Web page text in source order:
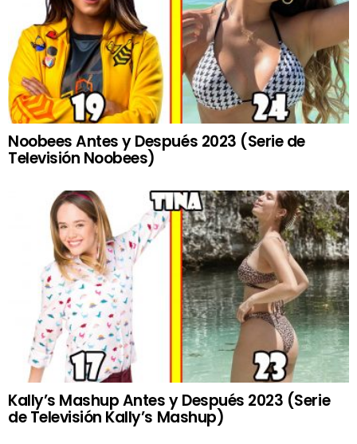
Noobees Antes y Después 2023 (Serie de
Televisión Noobees)
Kally’s Mashup Antes y Después 2023 (Serie
de Televisión Kally’s Mashup)